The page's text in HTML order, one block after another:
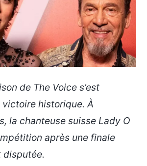
de The Voice s’est
historique. À
la chanteuse suisse Lady O
après une finale